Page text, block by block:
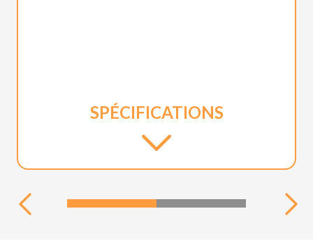
SPÉCIFICATIONS